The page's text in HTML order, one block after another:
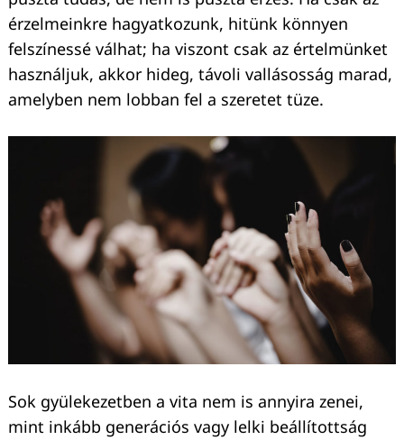
érzelmeinkre hagyatkozunk, hitünk könnyen
felszínessé válhat; ha viszont csak az értelmünket
használjuk, akkor hideg, távoli vallásosság marad,
amelyben nem lobban fel a szeretet tüze.
Sok gyülekezetben a vita nem is annyira zenei,
mint inkább generációs vagy lelki beállítottság